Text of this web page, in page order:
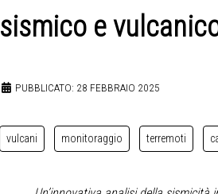
sismico e
PUBBLICATO: 28 FEBBRAIO 2025
vulcani monitoraggio terremoti